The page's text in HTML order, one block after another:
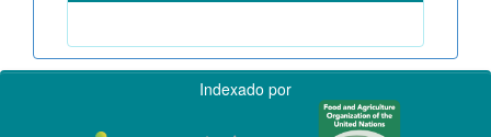
Indexado por